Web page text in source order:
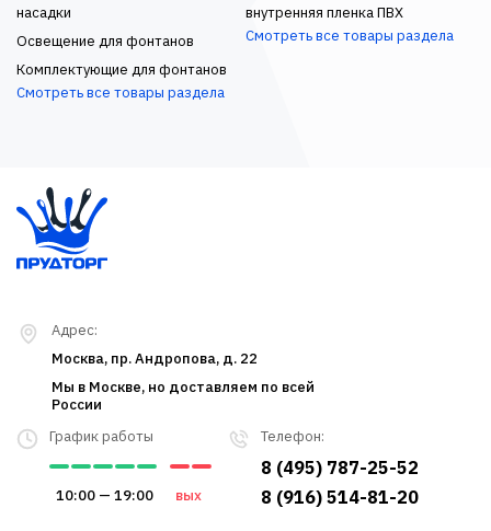
насадки
Освещение для фонтанов
Комплектующие для фонтанов
Смотреть все товары раздела
внутренняя пленка ПВХ
Смотреть все товары раздела
Телефон:
8 (495) 787-25-52
8 (916) 514-81-20
График работы
10:00 — 19:00 вых
Адрес:
Москва, пр. Андропова, д. 22
Мы в Москве, но доставляем по всей
России